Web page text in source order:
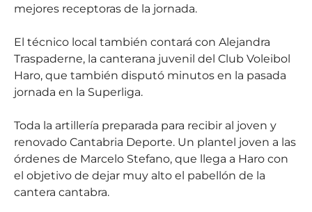
mejores receptoras de la jornada.
El técnico local también contará con Alejandra
Traspaderne, la canterana juvenil del Club Voleibol
Haro, que también disputó minutos en la pasada
jornada en la Superliga.
Toda la artillería preparada para recibir al joven y
renovado Cantabria Deporte. Un plantel joven a las
órdenes de Marcelo Stefano, que llega a Haro con
el objetivo de dejar muy alto el pabellón de la
cantera cantabra.